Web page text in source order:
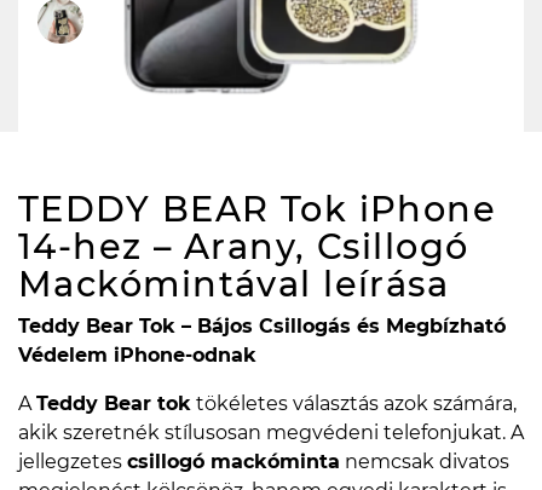
TEDDY BEAR Tok iPhone
14-hez – Arany, Csillogó
Mackómintával leírása
Teddy Bear Tok – Bájos Csillogás és Megbízható
Védelem iPhone-odnak
ATeddy Bear tok tökéletes választás azok számára,
akik szeretnék stílusosan megvédeni telefonjukat. A
jellegzetes csillogó mackóminta nemcsak divatos